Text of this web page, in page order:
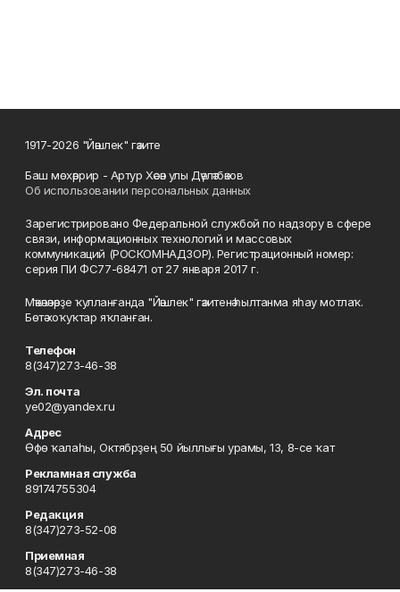
1917-2026 "Йәшлек" гәзите
Баш мөхәррир - Артур Хәсән улы Дәүләтбәков
Об использовании персональных данных
Зарегистрировано Федеральной службой по надзору в сфере
связи, информационных технологий и массовых
коммуникаций (РОСКОМНАДЗОР). Регистрационный номер:
серия ПИ ФС77-68471 от 27 января 2017 г.
Мәҡәләләрҙе ҡулланғанда "Йәшлек" гәзитенә һылтанма яһау мотлаҡ.
Бөтә хоҡуҡтар яҡланған.
Телефон
8(347)273-46-38
Эл. почта
ye02@yandex.ru
Адрес
Өфө ҡалаһы, Октябрҙең 50 йыллығы урамы, 13, 8-се ҡат
Рекламная служба
89174755304
Редакция
8(347)273-52-08
Приемная
8(347)273-46-38